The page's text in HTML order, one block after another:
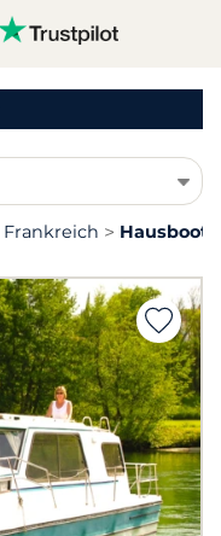
Frankreich Hausboot